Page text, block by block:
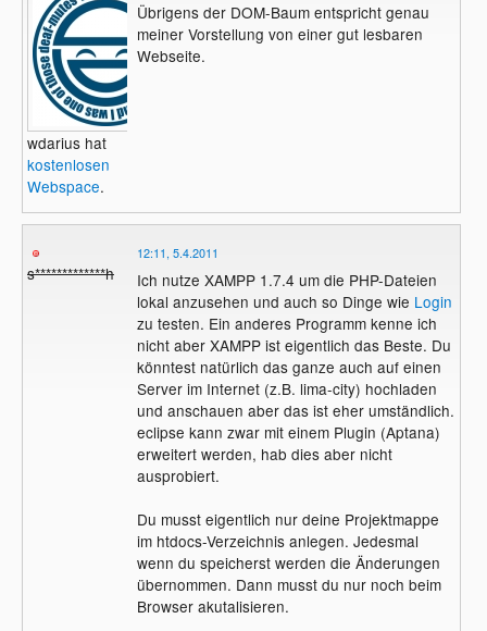
wdarius hat
kostenlosen
Webspace.
Übrigens der DOM-Baum entspricht genau
meiner Vorstellung von einer gut lesbaren
Webseite.
s*************h
12:11, 5.4.2011
Ich nutze XAMPP 1.7.4 um die PHP-Dateien
lokal anzusehen und auch so Dinge wie Login
zu testen. Ein anderes Programm kenne ich
nicht aber XAMPP ist eigentlich das Beste. Du
könntest natürlich das ganze auch auf einen
Server im Internet (z.B. lima-city) hochladen
und anschauen aber das ist eher umständlich.
eclipse kann zwar mit einem Plugin (Aptana)
erweitert werden, hab dies aber nicht
ausprobiert.
Du musst eigentlich nur deine Projektmappe
im htdocs-Verzeichnis anlegen. Jedesmal
wenn du speicherst werden die Änderungen
übernommen. Dann musst du nur noch beim
Browser akutalisieren.